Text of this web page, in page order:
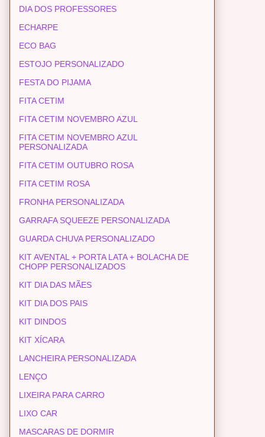
DIA DOS PROFESSORES
ECHARPE
ECO BAG
ESTOJO PERSONALIZADO
FESTA DO PIJAMA
FITA CETIM
FITA CETIM NOVEMBRO AZUL
FITA CETIM NOVEMBRO AZUL
PERSONALIZADA
FITA CETIM OUTUBRO ROSA
FITA CETIM ROSA
FRONHA PERSONALIZADA
GARRAFA SQUEEZE PERSONALIZADA
GUARDA CHUVA PERSONALIZADO
KIT AVENTAL + PORTA LATA + BOLACHA DE
CHOPP PERSONALIZADOS
KIT DIA DAS MÃES
KIT DIA DOS PAIS
KIT DINDOS
KIT XÍCARA
LANCHEIRA PERSONALIZADA
LENÇO
LIXEIRA PARA CARRO
LIXO CAR
MASCARAS DE DORMIR